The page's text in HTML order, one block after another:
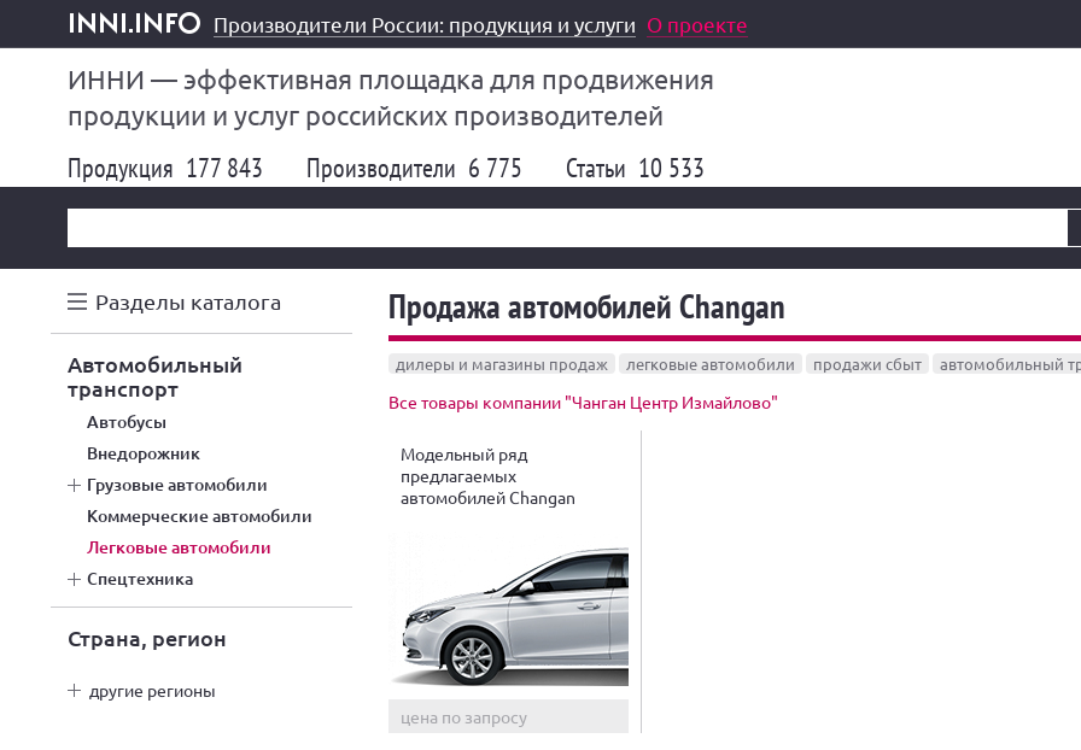
inni.info
Производители России: продукция и услуги О проекте
ИННИ — эффективная площадка для продвижения
продукции и услуг российских производителей
Продукция 177 843 Производители 6 775 Статьи 10 533
Разделы каталога
автомобильный
транспорт
автобусы
внедорожник
грузовые автомобили
коммерческие автомобили
легковые автомобили
спецтехника
Страна, регион
другие регионы
Продажа автомобилей Changan
дилеры и магазины продаж легковые автомобили продажи сбыт автомобильный
Все товары компании "Чанган Центр Измайлово"
Модельный ряд
предлагаемых
автомобилей Changan
цена по запросу